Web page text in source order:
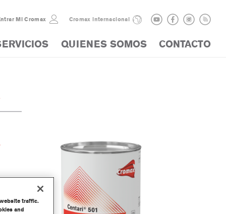
Mi Cromax Cromax internacional
QUIENES SOMOS CONTACTO
traffic.
and